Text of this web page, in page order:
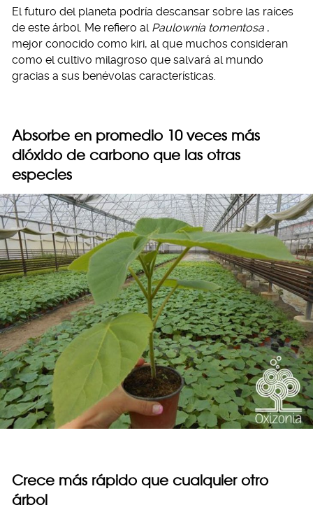
El futuro del planeta podría descansar sobre las raíces
de este árbol. Me refiero al Paulownia tomentosa ,
mejor conocido como kiri, al que muchos consideran
como el cultivo milagroso que salvará al mundo
gracias a sus benévolas características.
Absorbe en promedio 10 veces más
dióxido de carbono que las otras
especies
Crece más rápido que cualquier otro
árbol